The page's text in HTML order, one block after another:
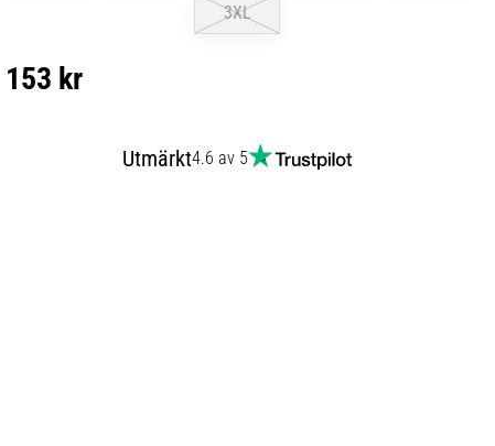
3XL
153 kr
Utmärkt4.6 av 5